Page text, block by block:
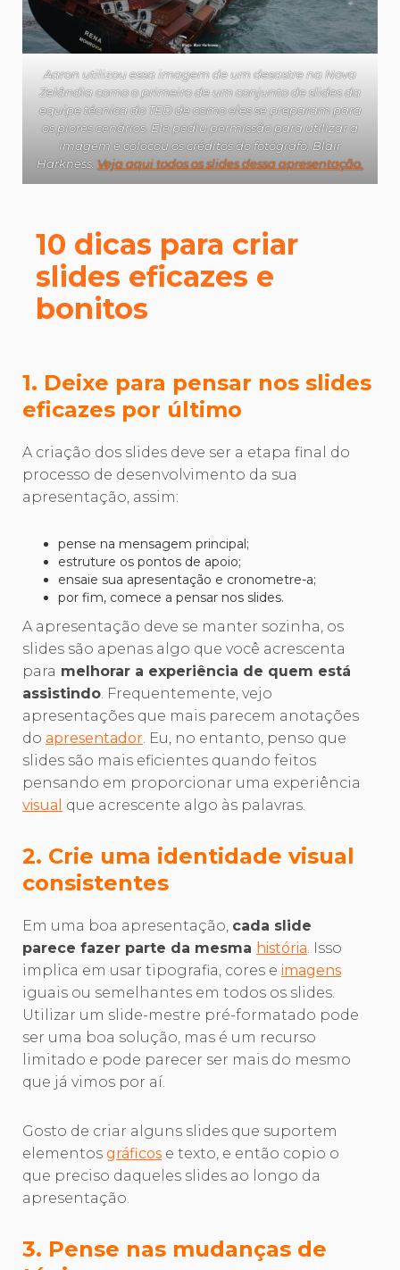
Aaron utilizou essa imagem de um desastre na Nova
Zelândia como o primeiro de um conjunto de slides da
equipe técnica do TED de como eles se preparam para
os piores cenários. Ele pediu permissão para utilizar a
imagem e colocou os créditos do fotógrafo, Blair
Harkness. Veja aqui todos os slides dessa apresentação.
10 dicas para criar
slides eficazes e
bonitos
1. Deixe para pensar nos slides
eficazes por último
A criação dos slides deve ser a etapa final do
processo de desenvolvimento da sua
apresentação, assim:
pense na mensagem principal;
estruture os pontos de apoio;
ensaie sua apresentação e cronometre-a;
por fim, comece a pensar nos slides.
A apresentação deve se manter sozinha, os
slides são apenas algo que você acrescenta
para melhorar a experiência de quem está
assistindo. Frequentemente, vejo
apresentações que mais parecem anotações
do apresentador. Eu, no entanto, penso que
slides são mais eficientes quando feitos
pensando em proporcionar uma experiência
visual que acrescente algo às palavras.
2. Crie uma identidade visual
consistentes
Em uma boa apresentação, cada slide
parece fazer parte da mesma história. Isso
implica em usar tipografia, cores e imagens
iguais ou semelhantes em todos os slides.
Utilizar um slide-mestre pré-formatado pode
ser uma boa solução, mas é um recurso
limitado e pode parecer ser mais do mesmo
que já vimos por aí.
Gosto de criar alguns slides que suportem
elementos gráficos e texto, e então copio o
que preciso daqueles slides ao longo da
apresentação.
3. Pense nas mudanças de